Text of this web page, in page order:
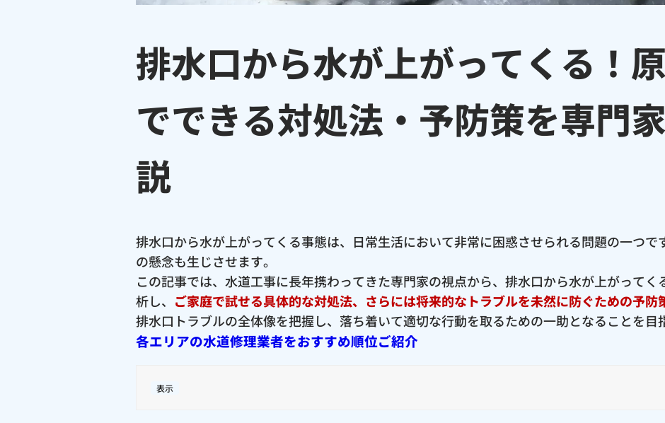
排水口から水が上がってくる！
でできる対処法・予防策を専門
説
排水口から水が上がってくる事態は、日常生活において非常に困惑させられる問題の一つで
の懸念も生じさせます。
この記事では、水道工事に長年携わってきた専門家の視点から、排水口から水が上がって
析し、 ご家庭で試せる具体的な対処法、さらには将来的なトラブルを未然に防ぐための予防
排水口トラブルの全体像を把握し、落ち着いて適切な行動を取るための一助となることを目
各エリアの水道修理業者をおすすめ順位ご紹介
表示